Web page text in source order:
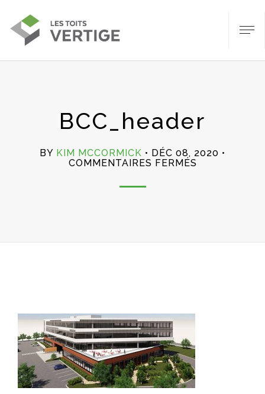
BCC_header
BY KIM MCCORMICK
DÉC 08, 2020
COMMENTAIRES FERMÉS